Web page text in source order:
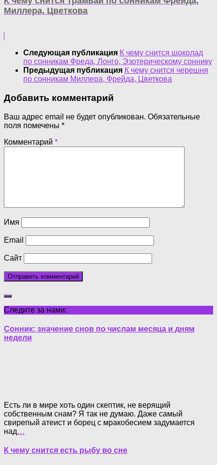
Миллера, Цветкова
Следующая публикация К чему снится шоколад
по сонникам Фреда, Лонго, Эзотерическому соннику
Предыдущая публикация К чему снится черешня
по сонникам Миллера, Фрейда, Цветкова
Добавить комментарий
Ваш адрес email не будет опубликован. Обязательные
поля помечены *
Комментарий *
Имя
Email
Сайт
Следите за нами:
Сонник: значение снов по числам месяца и дням
недели
Есть ли в мире хоть один скептик, не верящий
собственным снам? Я так не думаю. Даже самый
свирепый атеист и борец с мракобесием задумается
над…
К чему снится есть рыбу во сне